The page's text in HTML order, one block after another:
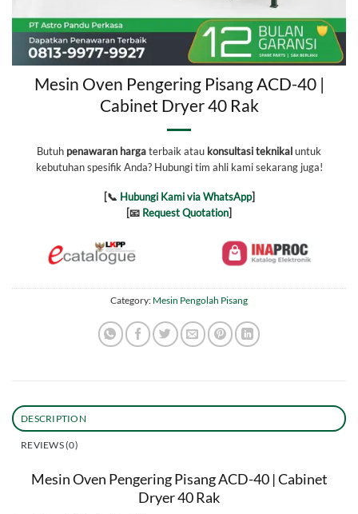
Mesin Oven Pengering Pisang ACD-40 |
Cabinet Dryer 40 Rak
Butuh penawaran hargaterbaik atau konsultasi teknikaluntuk
kebutuhan spesifik Anda? Hubungi tim ahli kami sekarang juga!
[📞 Hubungi Kami via WhatsApp]
[📧 Request Quotation]
Category: Mesin Pengolah Pisang
DESCRIPTION
REVIEWS (0)
Mesin Oven Pengering Pisang ACD-40 | Cabinet
Dryer 40 Rak